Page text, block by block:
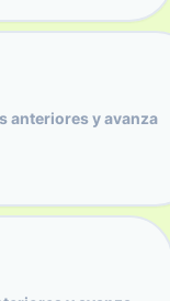
anteriores y avanza